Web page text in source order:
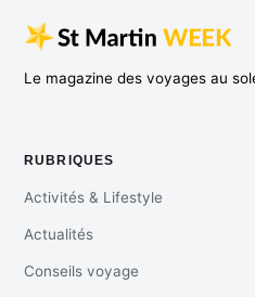
Le magazine des voyages au
RUBRIQUES
Activités & Lifestyle
Actualités
Conseils voyage